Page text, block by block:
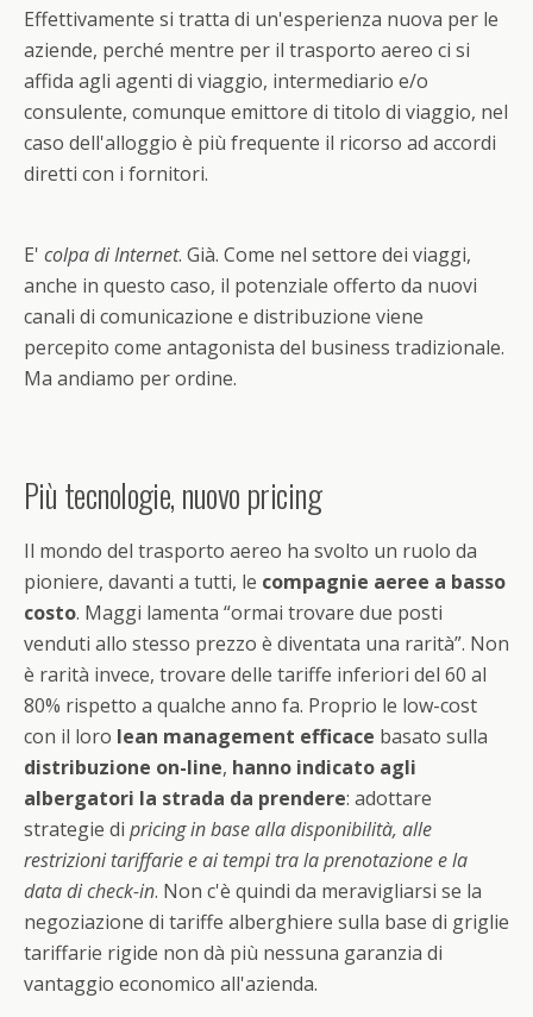
Effettivamente si tratta di un'esperienza nuova per le
aziende, perché mentre per il trasporto aereo ci si
affida agli agenti di viaggio, intermediario e/o
consulente, comunque emittore di titolo di viaggio, nel
caso dell'alloggio è più frequente il ricorso ad accordi
diretti con i fornitori.
E' colpa di Internet. Già. Come nel settore dei viaggi,
anche in questo caso, il potenziale offerto da nuovi
canali di comunicazione e distribuzione viene
percepito come antagonista del business tradizionale.
Ma andiamo per ordine.
Più tecnologie, nuovo pricing
Il mondo del trasporto aereo ha svolto un ruolo da
pioniere, davanti a tutti, le compagnie aeree a basso
costo. Maggi lamenta “ormai trovare due posti
venduti allo stesso prezzo è diventata una rarità”. Non
è rarità invece, trovare delle tariffe inferiori del 60 al
80% rispetto a qualche anno fa. Proprio le low-cost
con il loro lean management efficace basato sulla
distribuzione on-line, hanno indicato agli
albergatori la strada da prendere: adottare
strategie di pricing in base alla disponibilità, alle
restrizioni tariffarie e ai tempi tra la prenotazione e la
data di check-in. Non c'è quindi da meravigliarsi se la
negoziazione di tariffe alberghiere sulla base di griglie
tariffarie rigide non dà più nessuna garanzia di
vantaggio economico all'azienda.